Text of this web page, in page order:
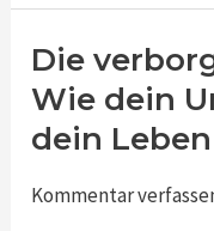
Die
Wie dein
dein
Kommentar
Die
verborgene
Macht
in
dir: